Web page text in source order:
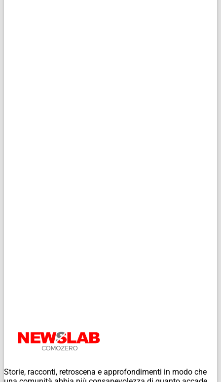
Storie, racconti, retroscena e approfondimenti in modo che